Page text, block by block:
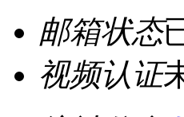
邮箱状态
视频认证